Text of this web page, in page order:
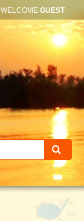
WELCOME GUEST